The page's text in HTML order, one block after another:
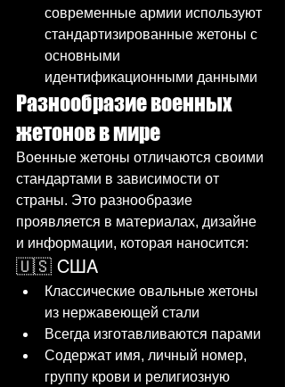
современные армии используют
стандартизированные жетоны с
основными
идентификационными данными
Разнообразие военных
жетонов в мире
Военные жетоны отличаются своими
стандартами в зависимости от
страны. Это разнообразие
проявляется в материалах, дизайне
и информации, которая наносится:
🇺🇸 США
Классические овальные жетоны
из нержавеющей стали
Всегда изготавливаются парами
Содержат имя, личный номер,
группу крови и религиозную